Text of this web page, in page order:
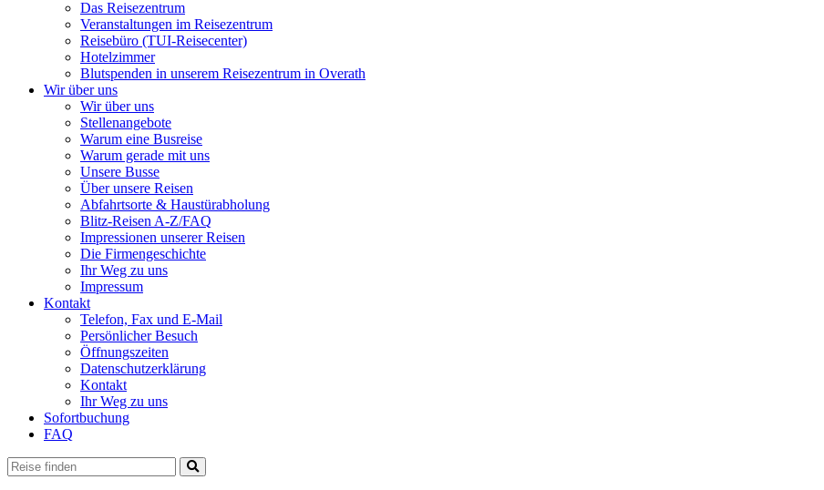
Das Reisezentrum
Veranstaltungen im Reisezentrum
Reisebüro (TUI-Reisecenter)
Hotelzimmer
Blutspenden in unserem Reisezentrum in Overath
Wir über uns
Wir über uns
Stellenangebote
Warum eine Busreise
Warum gerade mit uns
Unsere Busse
Über unsere Reisen
Abfahrtsorte & Haustürabholung
Blitz-Reisen A-Z/FAQ
Impressionen unserer Reisen
Die Firmengeschichte
Ihr Weg zu uns
Impressum
Kontakt
Telefon, Fax und E-Mail
Persönlicher Besuch
Öffnungszeiten
Datenschutzerklärung
Kontakt
Ihr Weg zu uns
Sofortbuchung
FAQ